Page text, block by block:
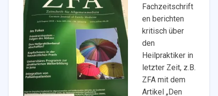
Fachzeitschrift
en berichten
kritisch über
den
Heilpraktiker in
letzter Zeit, z.B.
ZFA mit dem
Artikel „Den